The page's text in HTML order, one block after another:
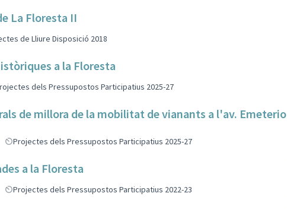
La Floresta II
de Lliure Disposició 2018
a la Floresta
dels Pressupostos Participatius 2025-27
de millora de la mobilitat de vianants a l'av. Emeterio
Projectes dels Pressupostos Participatius 2025-27
a la Floresta
Projectes dels Pressupostos Participatius 2022-23